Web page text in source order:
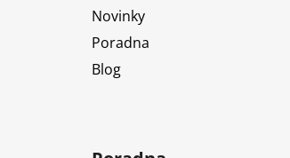
Novinky
Poradna
Blog